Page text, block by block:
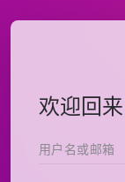
欢迎回来